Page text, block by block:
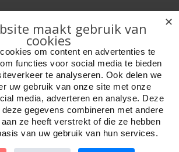
Bestellen
✕
maakt gebruik van
cookies
om content en advertenties te
functies voor social media te bieden
te analyseren. Ook delen we
uw gebruik van onze site met onze
media, adverteren en analyse. Deze
gegevens combineren met andere
ze heeft verstrekt of die ze hebben
van uw gebruik van hun services.